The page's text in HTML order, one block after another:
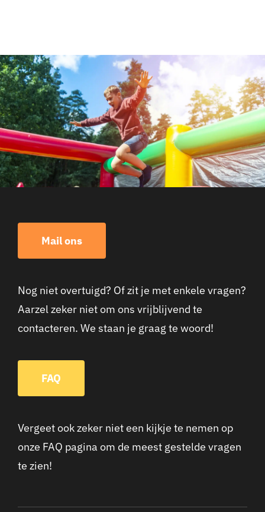
Mail ons
Nog niet overtuigd? Of zit je met enkele vragen?
Aarzel zeker niet om ons vrijblijvend te
contacteren. We staan je graag te woord!
FAQ
Vergeet ook zeker niet een kijkje te nemen op
onze FAQ pagina om de meest gestelde vragen
te zien!